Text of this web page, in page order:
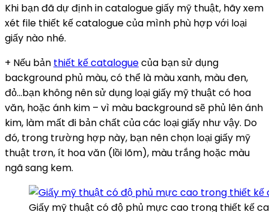
Khi bạn đã dự định in catalogue giấy mỹ thuật, hãy xem
xét file thiết kế catalogue của mình phù hợp với loại
giấy nào nhé.
+ Nếu bản thiết kế cataloguecủa bạn sử dụng
background phủ màu, có thể là màu xanh, màu đen,
đỏ…bạn không nên sử dụng loại giấy mỹ thuật có hoa
văn, hoặc ánh kim – vì màu background sẽ phủ lên ánh
kim, làm mất đi bản chất của các loại giấy như vậy. Do
đó, trong trường hợp này, bạn nên chọn loại giấy mỹ
thuật trơn, ít hoa văn (lồi lõm), màu trắng hoặc màu
ngã sang kem.
Giấy mỹ thuật có độ phủ mực cao trong thiết kế